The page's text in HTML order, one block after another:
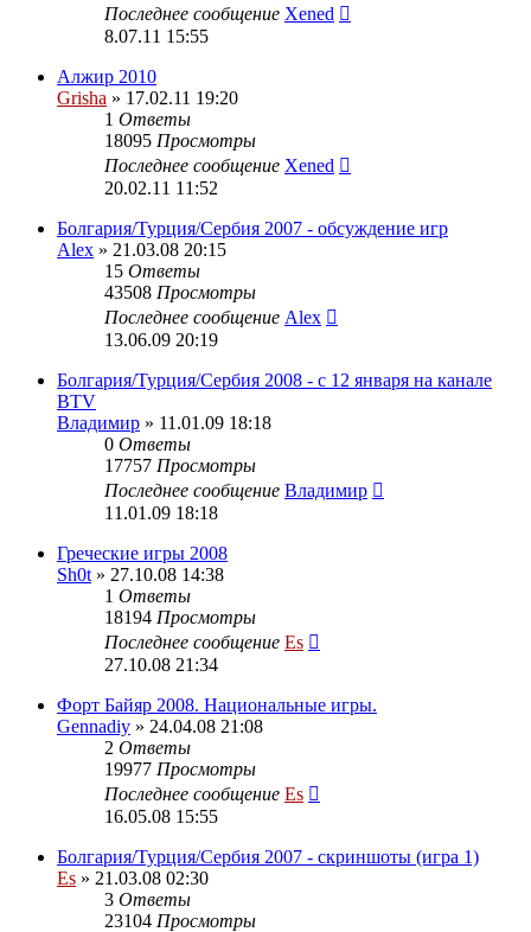
Последнее сообщение Xened
8.07.11 15:55
Алжир 2010
Grisha » 17.02.11 19:20
1 Ответы
18095 Просмотры
Последнее сообщение Xened
20.02.11 11:52
Болгария/Турция/Сербия 2007 - обсуждение игр
Alex » 21.03.08 20:15
15 Ответы
43508 Просмотры
Последнее сообщение Alex
13.06.09 20:19
Болгария/Турция/Сербия 2008 - c 12 января на канале
BTV
Владимир » 11.01.09 18:18
0 Ответы
17757 Просмотры
Последнее сообщение Владимир
11.01.09 18:18
Греческие игры 2008
Sh0t » 27.10.08 14:38
1 Ответы
18194 Просмотры
Последнее сообщение Es
27.10.08 21:34
Форт Байяр 2008. Национальные игры.
Gennadiy » 24.04.08 21:08
2 Ответы
19977 Просмотры
Последнее сообщение Es
16.05.08 15:55
Болгария/Турция/Сербия 2007 - скриншоты (игра 1)
Es » 21.03.08 02:30
3 Ответы
23104 Просмотры